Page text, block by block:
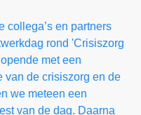
collega’s en partners
rond 'Crisiszorg
met een
van de crisiszorg en de
we meteen een
van de dag. Daarna